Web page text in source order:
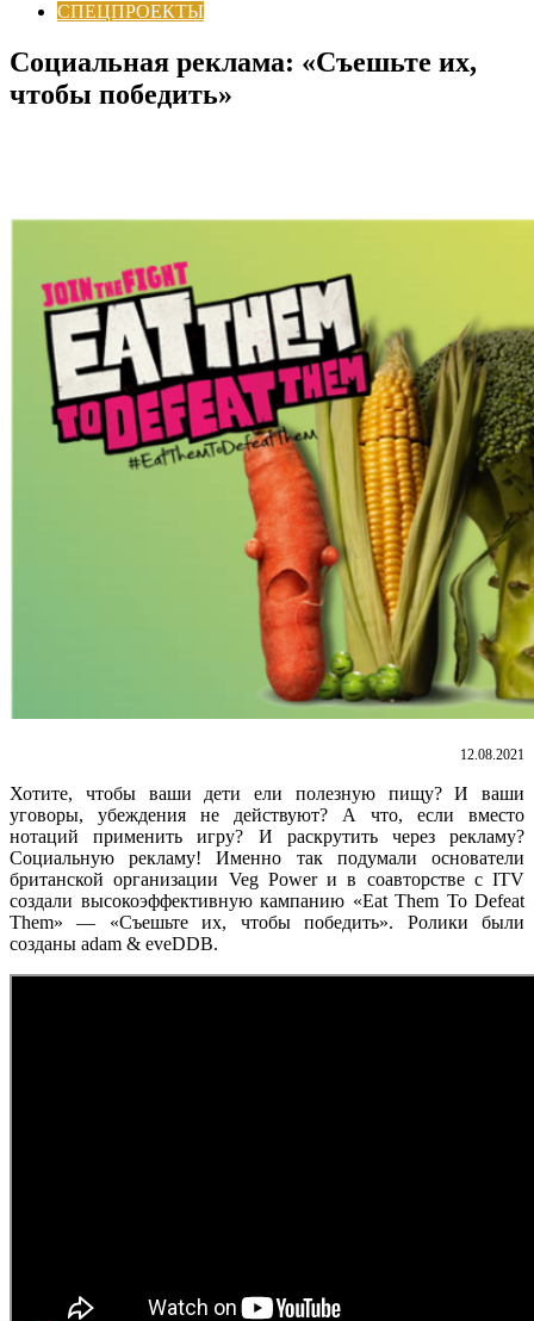
СПЕЦПРОЕКТЫ
Социальная реклама: «Съешьте их,
чтобы победить»
12.08.2021
Хотите, чтобы ваши дети ели полезную пищу? И ваши
уговоры, убеждения не действуют? А что, если вместо
нотаций применить игру? И раскрутить через рекламу?
Социальную рекламу! Именно так подумали основатели
британской организации Veg Power и в соавторстве с ITV
создали высокоэффективную кампанию «Eat Them To Defeat
Them» — «Съешьте их, чтобы победить». Ролики были
созданы adam & eveDDB.